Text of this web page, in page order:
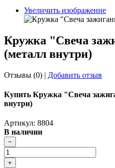
Увеличить изображение
Кружка "Свеча
(металл внутри)
Отзывы (0) | Добавить отзыв
Купить Кружка "Свеча
внутри)
Артикул: 8804
В наличии